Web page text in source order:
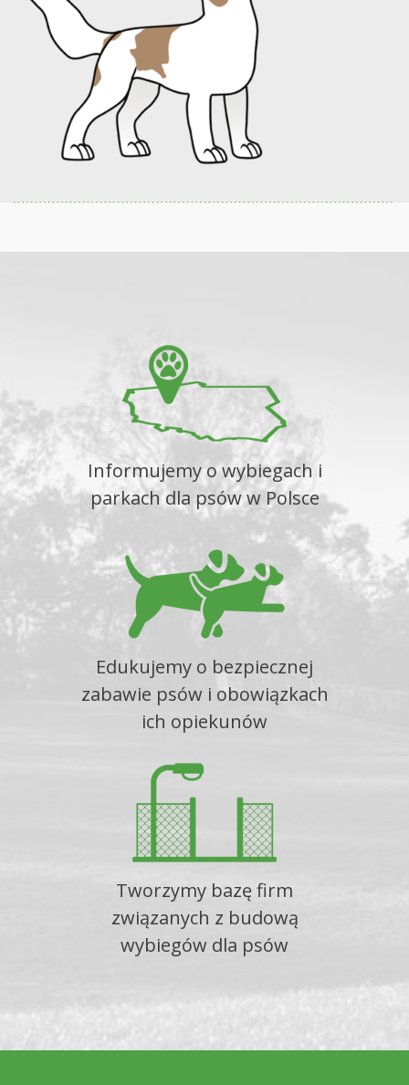
Informujemy o wybiegach i
parkach dla psów w Polsce
Edukujemy o bezpiecznej
zabawie psów i obowiązkach
ich opiekunów
Tworzymy bazę firm
związanych z budową
wybiegów dla psów